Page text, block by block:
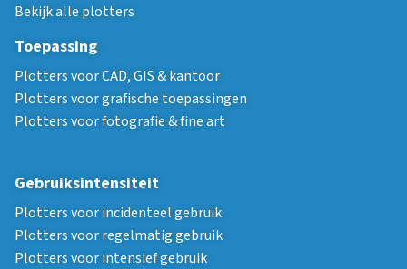
Bekijk alle plotters
Toepassing
Plotters voor CAD, GIS & kantoor
Plotters voor grafische toepassingen
Plotters voor fotografie & fine art
Gebruiksintensiteit
Plotters voor incidenteel gebruik
Plotters voor regelmatig gebruik
Plotters voor intensief gebruik